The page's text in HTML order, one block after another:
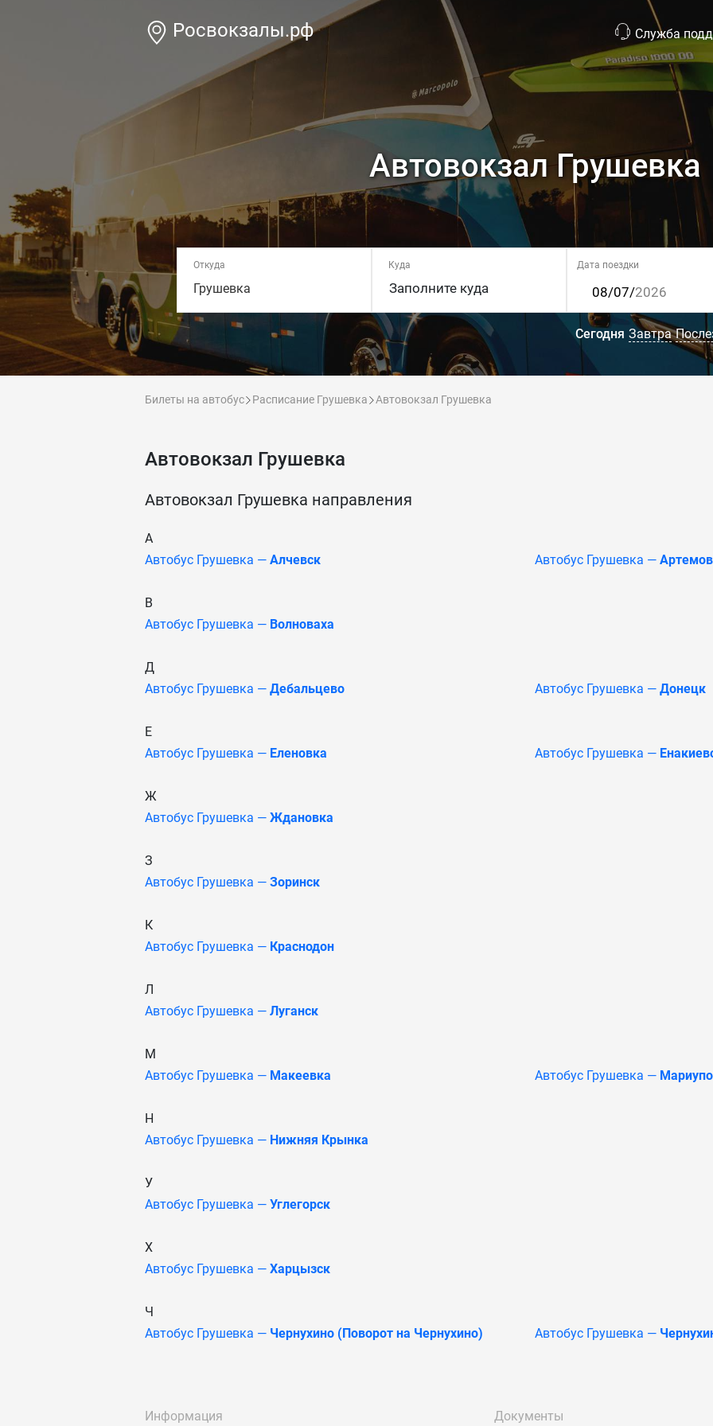
Росвокзалы.рф Служба
Автовокзал Грушевка
Откуда
Грушевка
Куда Дата поездки
Сегодня Завтра
Билеты на автобус Расписание Грушевка Автовокзал Грушевка
Автовокзал Грушевка
Автовокзал Грушевка направления
А
Автобус Грушевка — Алчевск Автобус Грушевка —
В
Автобус Грушевка — Волноваха
Д
Автобус Грушевка — Дебальцево Автобус Грушевка — Донецк
Е
Автобус Грушевка — Еленовка Автобус Грушевка —
Ж
Автобус Грушевка — Ждановка
З
Автобус Грушевка — Зоринск
К
Автобус Грушевка — Краснодон
Л
Автобус Грушевка — Луганск
М
Автобус Грушевка — Макеевка Автобус Грушевка —
Н
Автобус Грушевка — Нижняя Крынка
У
Автобус Грушевка — Углегорск
Х
Автобус Грушевка — Харцызск
Ч
Автобус Грушевка — Чернухино (Поворот на Чернухино) Автобус Грушевка —
Информация Документы